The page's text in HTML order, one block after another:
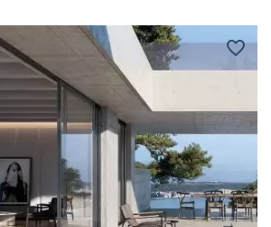
favorite_border